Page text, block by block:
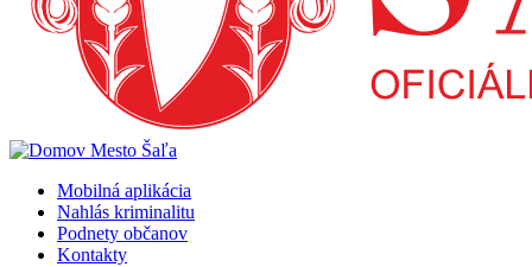
Mobilná aplikácia
Nahlás kriminalitu
Podnety občanov
Kontakty